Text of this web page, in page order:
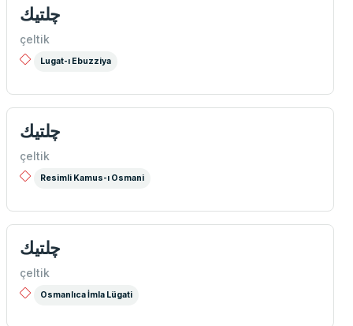
چلتيك
çeltik
Lugat-ı Ebuzziya
چلتيك
çeltik
Resimli Kamus-ı Osmani
چلتیك
çeltik
Osmanlıca İmla Lügati